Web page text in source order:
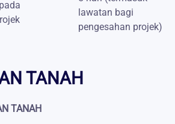
lawatan bagi
pengesahan projek)
TANAH
TANAH